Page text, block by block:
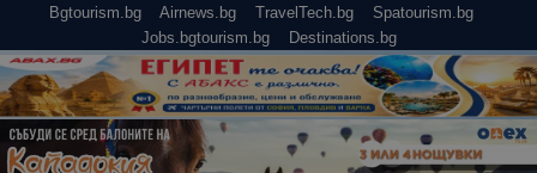
Bgtourism.bg Airnews.bg TravelTech.bg
Spatourism.bg
Jobs.bgtourism.bg
Destinations.bg